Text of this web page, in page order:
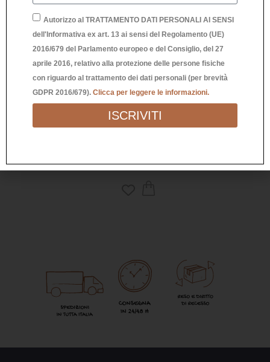
QUADRETTO IN LEGNO “IL MEGLIO
DEVE ANCORA VENIRE”
Autorizzo al TRATTAMENTO DATI PERSONALI AI SENSI
dell'Informativa ex art. 13 ai sensi del Regolamento (UE)
2016/679 del Parlamento europeo e del Consiglio, del 27
aprile 2016, relativo alla protezione delle persone fisiche
con riguardo al trattamento dei dati personali (per brevità
GDPR 2016/679). Clicca per leggere le informazioni.
ISCRIVITI